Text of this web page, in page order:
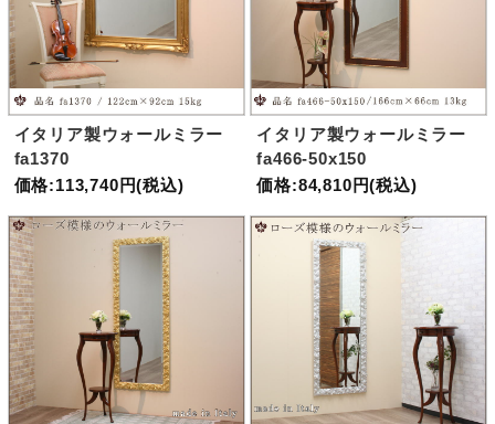
イタリア製ウォールミラー
fa1370
価格:113,740円(税込)
イタリア製ウォールミラー
fa466-50x150
価格:84,810円(税込)